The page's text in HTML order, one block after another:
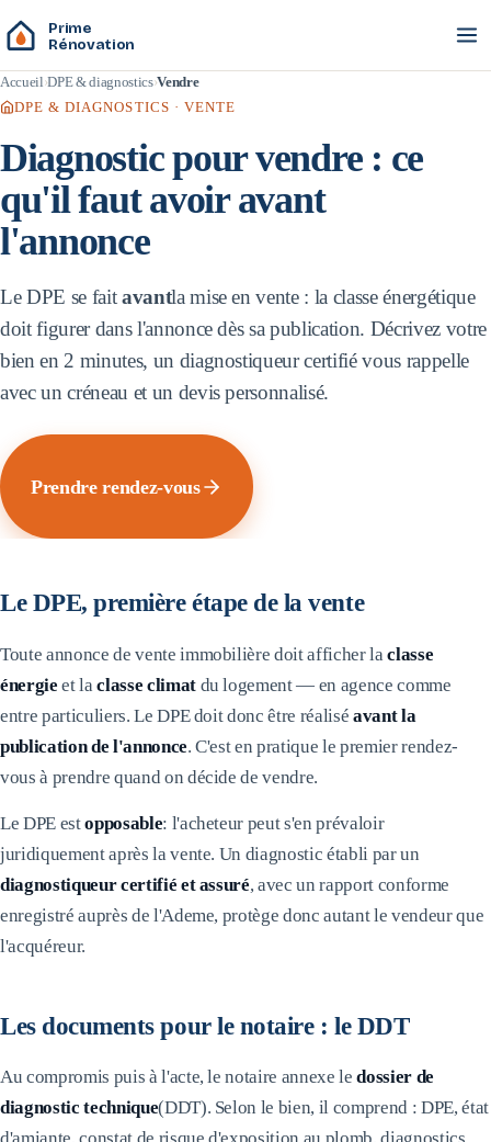
Prime
Rénovation
Accueil DPE & diagnostics Vendre
DPE & DIAGNOSTICS · VENTE
Diagnostic pour vendre : ce
qu'il faut avoir avant
l'annonce
Le DPE se faitavantla mise en vente : la classe énergétique
doit figurer dans l'annonce dès sa publication. Décrivez votre
bien en 2 minutes, un diagnostiqueur certifié vous rappelle
avec un créneau et un devis personnalisé.
Prendre rendez-vous
Le DPE, première étape de la vente
Toute annonce de vente immobilière doit afficher la classe
énergie et la classe climatdu logement — en agence comme
entre particuliers. Le DPE doit donc être réalisé avant la
publication de l'annonce. C'est en pratique le premier rendez-
vous à prendre quand on décide de vendre.
Le DPE estopposable: l'acheteur peut s'en prévaloir
juridiquement après la vente. Un diagnostic établi par un
diagnostiqueur certifié et assuré, avec un rapport conforme
enregistré auprès de l'Ademe, protège donc autant le vendeur que
l'acquéreur.
Les documents pour le notaire : le DDT
Au compromis puis à l'acte, le notaire annexe le dossier de
diagnostic technique(DDT). Selon le bien, il comprend : DPE, état